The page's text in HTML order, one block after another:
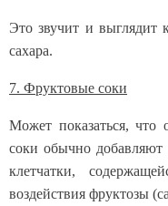
Это звучит и выглядит
сахара.
7. Фруктовые соки
Может показаться,
соки обычно
клетчатки,
воздействия фруктозы